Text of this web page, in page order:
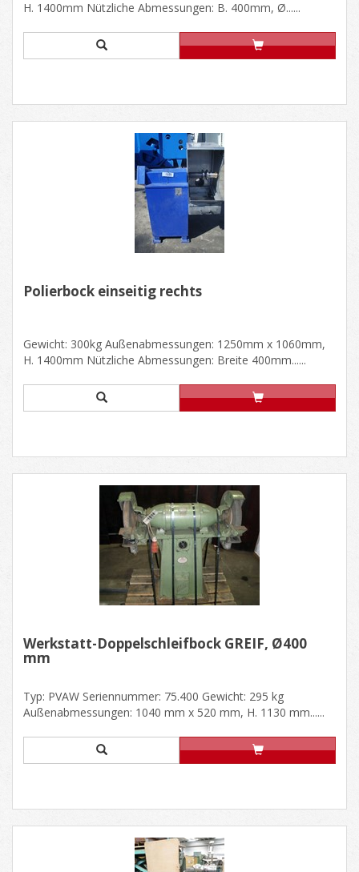
H. 1400mm Nützliche Abmessungen: B. 400mm, Ø......
Polierbock einseitig rechts
Gewicht: 300kg Außenabmessungen: 1250mm x 1060mm,
H. 1400mm Nützliche Abmessungen: Breite 400mm......
Werkstatt-Doppelschleifbock GREIF, Ø400
mm
Typ: PVAW Seriennummer: 75.400 Gewicht: 295 kg
Außenabmessungen: 1040 mm x 520 mm, H. 1130 mm......